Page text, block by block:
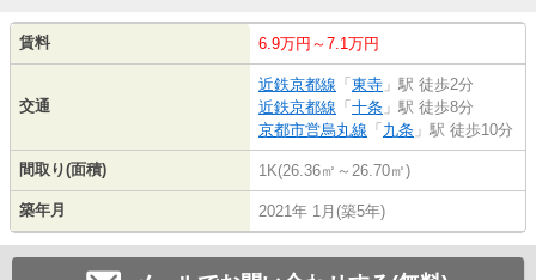
賃料 6.9万円～7.1万円
交通
近鉄京都線 「 東寺 」駅 徒歩2分
近鉄京都線 「 十条 」駅 徒歩8分
京都市営烏丸線 「 九条 」駅 徒歩10分
間取り(面積) 1K(26.36㎡～26.70㎡)
築年月 2021年 1月(築5年)